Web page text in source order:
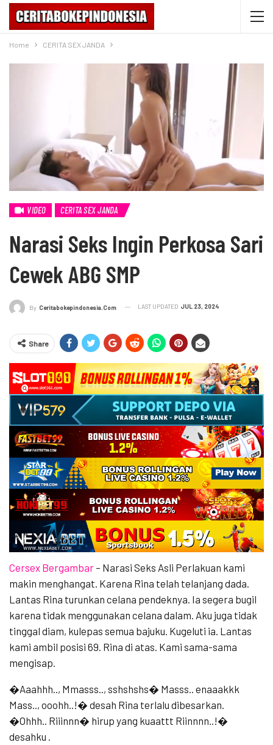
Home CERITA SEX JANDA
VIDEO CERITA SEX JANDA
Narasi Seks Ingin Perkosa Sari
Cewek ABG SMP
By Ceritabokepindonesia.com LAST UPDATED JUL 23, 2024
Share
Cersex Bergambar – Narasi Seks Asli Perlakuan kami
makin menghangat. Karena Rina telah telanjang dada.
Lantas Rina turunkan celana pendeknya. Ia segera bugil
karena tidak menggunakan celana dalam. Aku juga tidak
tinggal diam, kulepas semua bajuku. Kugeluti ia. Lantas
kami ambil posisi 69. Rina di atas. Kami sama-sama
mengisap.
�Aaahhh.., Mmasss.., sshshshs� Masss.. enaaakkk
Mass.., ooohh..!� desah Rina terlalu dibesarkan.
�Ohhh.. Riiinnn� hirup yang kuaattt Riinnnn..!�
desahku .